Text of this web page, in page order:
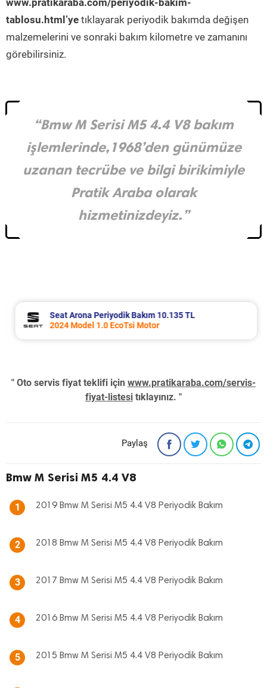
www.pratikaraba.com/periyodik-bakim-
tablosu.html’ye tıklayarak periyodik bakımda değişen
malzemelerini ve sonraki bakım kilometre ve zamanını
görebilirsiniz.
“Bmw M Serisi M5 4.4 V8 bakım
işlemlerinde,1968’den günümüze
uzanan tecrübe ve bilgi birikimiyle
Pratik Araba olarak
hizmetinizdeyiz.”
Seat Arona Periyodik Bakım 10.135 TL
2024 Model 1.0 EcoTsi Motor
" Oto servis fiyat teklifi için www.pratikaraba.com/servis-
fiyat-listesi tıklayınız. "
Paylaş
Bmw M Serisi M5 4.4 V8
1 2019 Bmw M Serisi M5 4.4 V8 Periyodik Bakım
2 2018 Bmw M Serisi M5 4.4 V8 Periyodik Bakım
3 2017 Bmw M Serisi M5 4.4 V8 Periyodik Bakım
4 2016 Bmw M Serisi M5 4.4 V8 Periyodik Bakım
5 2015 Bmw M Serisi M5 4.4 V8 Periyodik Bakım